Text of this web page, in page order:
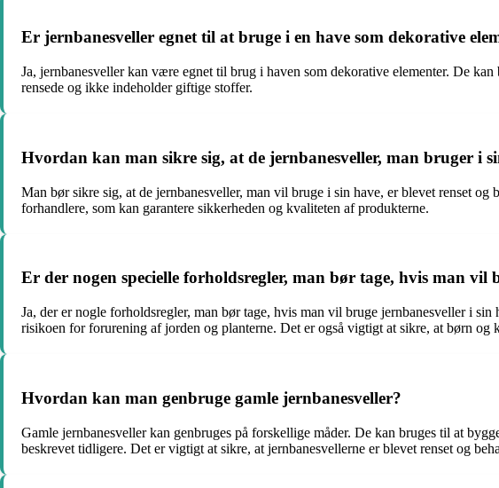
Er jernbanesveller egnet til at bruge i en have som dekorative
Ja, jernbanesveller kan være egnet til brug i haven som dekorative elementer. De
rensede og ikke indeholder giftige stoffer.
Hvordan kan man sikre sig, at de jernbanesveller, man bruger i
Man bør sikre sig, at de jernbanesveller, man vil bruge i sin have, er blevet renset
forhandlere, som kan garantere sikkerheden og kvaliteten af produkterne.
Er der nogen specielle forholdsregler, man bør tage, hvis man vil
Ja, der er nogle forholdsregler, man bør tage, hvis man vil bruge jernbanesveller i
risikoen for forurening af jorden og planterne. Det er også vigtigt at sikre, at børn
Hvordan kan man genbruge gamle jernbanesveller?
Gamle jernbanesveller kan genbruges på forskellige måder. De kan bruges til at
beskrevet tidligere. Det er vigtigt at sikre, at jernbanesvellerne er blevet renset og